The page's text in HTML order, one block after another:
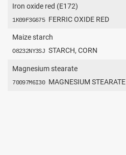
Iron oxide red (E172)
1K09F3G675 FERRIC OXIDE RED
Maize starch
O8232NY3SJ STARCH, CORN
Magnesium stearate
70097M6I30 MAGNESIUM STEARATE